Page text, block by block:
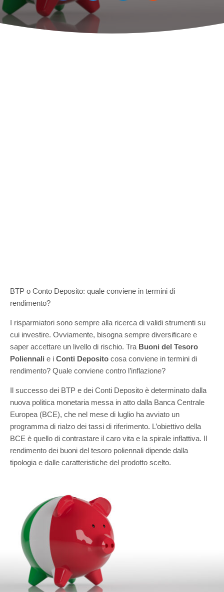
BTP o Conto Deposito: quale conviene in termini di
rendimento?
I risparmiatori sono sempre alla ricerca di validi strumenti su
cui investire. Ovviamente, bisogna sempre diversificare e
saper accettare un livello di rischio. Tra Buoni del Tesoro
Poliennali e i Conti Deposito cosa conviene in termini di
rendimento? Quale conviene contro l’inflazione?
Il successo dei BTP e dei Conti Deposito è determinato dalla
nuova politica monetaria messa in atto dalla Banca Centrale
Europea (BCE), che nel mese di luglio ha avviato un
programma di rialzo dei tassi di riferimento. L’obiettivo della
BCE è quello di contrastare il caro vita e la spirale inflattiva. Il
rendimento dei buoni del tesoro poliennali dipende dalla
tipologia e dalle caratteristiche del prodotto scelto.